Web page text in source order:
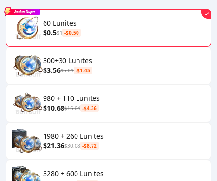
60 Lunites
$0.5$1 -$0.50
Jualan Super
300+30 Lunites
$3.56$5.01 -$1.45
980 + 110 Lunites
$10.68$15.04 -$4.36
1980 + 260 Lunites
$21.36$30.08 -$8.72
3280 + 600 Lunites